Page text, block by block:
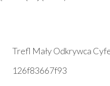
Trefl Mały Odkrywca
126f83667f93